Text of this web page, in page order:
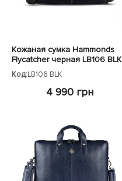
Кожаная сумка Hammonds
Flycatcher черная LB106 BLK
Код:LB106 BLK
4 990 грн